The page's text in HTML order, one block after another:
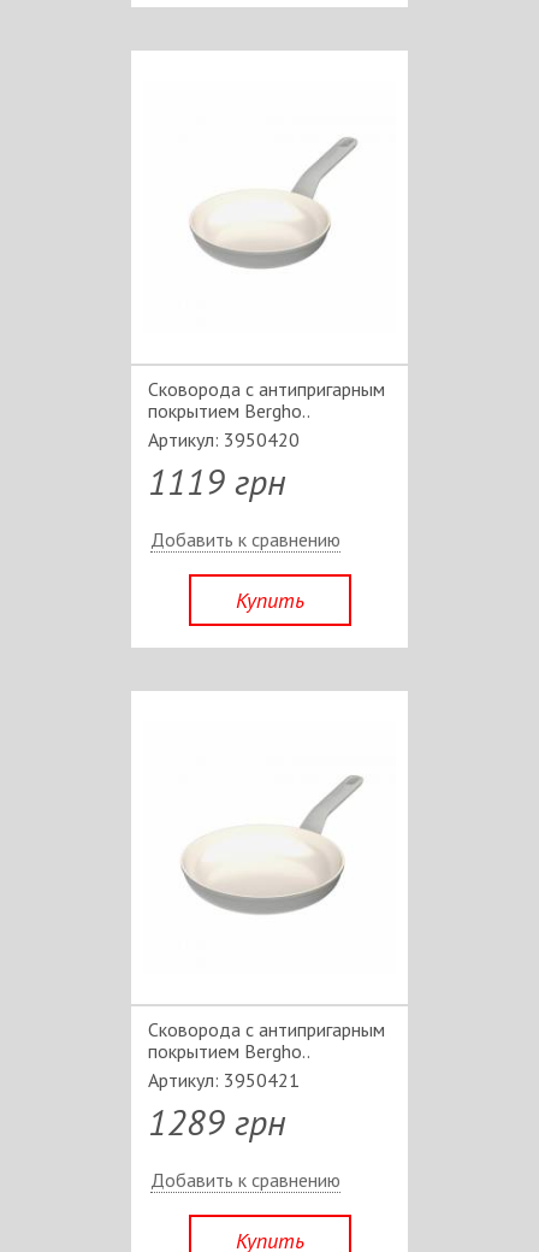
Сковорода с антипригарным
покрытием Bergho..
Артикул: 3950420
1119 грн
Добавить к сравнению
Купить
Сковорода с антипригарным
покрытием Bergho..
Артикул: 3950421
1289 грн
Добавить к сравнению
Купить